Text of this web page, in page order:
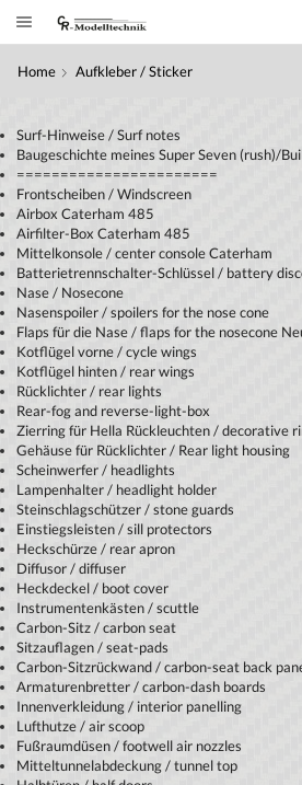
Home Aufkleber / Sticker
Surf-Hinweise / Surf notes
Baugeschichte meines Super Seven (rush)/
=======================
Frontscheiben / Windscreen
Airbox Caterham 485
Airfilter-Box Caterham 485
Mittelkonsole / center console Caterham
Batterietrennschalter-Schlüssel / battery
Nase / Nosecone
Nasenspoiler / spoilers for the nose cone
Flaps für die Nase / flaps for the nosecone
Kotflügel vorne / cycle wings
Kotflügel hinten / rear wings
Rücklichter / rear lights
Rear-fog and reverse-light-box
Zierring für Hella Rückleuchten / decorative
Gehäuse für Rücklichter / Rear light housing
Scheinwerfer / headlights
Lampenhalter / headlight holder
Steinschlagschützer / stone guards
Einstiegsleisten / sill protectors
Heckschürze / rear apron
Diffusor / diffuser
Heckdeckel / boot cover
Instrumentenkästen / scuttle
Carbon-Sitz / carbon seat
Sitzauflagen / seat-pads
Carbon-Sitzrückwand / carbon-seat back
Armaturenbretter / carbon-dash boards
Innenverkleidung / interior panelling
Lufthutze / air scoop
Fußraumdüsen / footwell air nozzles
Mitteltunnelabdeckung / tunnel top